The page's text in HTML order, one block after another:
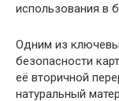
использования в
Одним из
безопасности
её вторичной
натуральный